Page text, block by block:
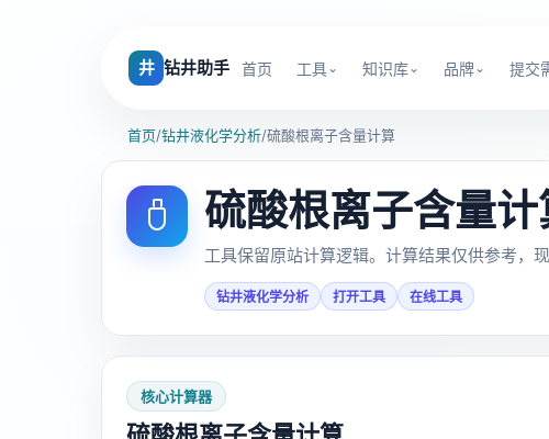
井 钻井助手 首页 工具 知识库 品牌 提交
首页/钻井液化学分析/硫酸根离子含量计算
硫酸根离子含量计
工具保留原站计算逻辑。计算结果仅供参考，
钻井液化学分析 打开工具 在线工具
核心计算器